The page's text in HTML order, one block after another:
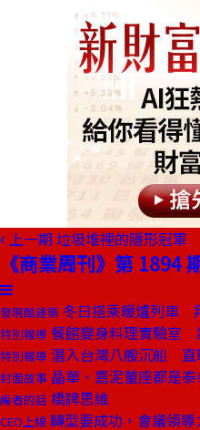
上一期 垃圾堆裡的隱形冠軍
《商業周刊》第 1894
發現酷建築 冬日搭乘暖爐列車
特別報導 餐館變身料理實驗室
特別報導 潛入台灣八艘沉船 直
封面故事 晶華、嘉泥董座都是
編者的話 橋牌思維
CEO上線 轉型要成功，會議領